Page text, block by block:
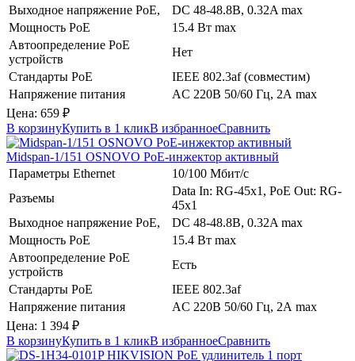
Выходное напряжение PoE,
DC 48-48.8В, 0.32A max
Мощность PoE
15.4 Вт max
Автоопределение PoE
устройств
Нет
Стандарты PoE
IEEE 802.3af (совместим)
Напряжение питания
AC 220В 50/60 Гц, 2А max
Цена: 659 ₽
В корзинуКупить в 1 кликВ избранноеСравнить
Midspan-1/151 OSNOVO PoE-инжектор активный
Параметры Ethernet
10/100 Мбит/с
Разъемы
Data In: RG-45х1, PoE Out: RG-
45х1
Выходное напряжение PoE,
DC 48-48.8В, 0.32A max
Мощность PoE
15.4 Вт max
Автоопределение PoE
устройств
Есть
Стандарты PoE
IEEE 802.3af
Напряжение питания
AC 220В 50/60 Гц, 2А max
Цена: 1 394 ₽
В корзинуКупить в 1 кликВ избранноеСравнить